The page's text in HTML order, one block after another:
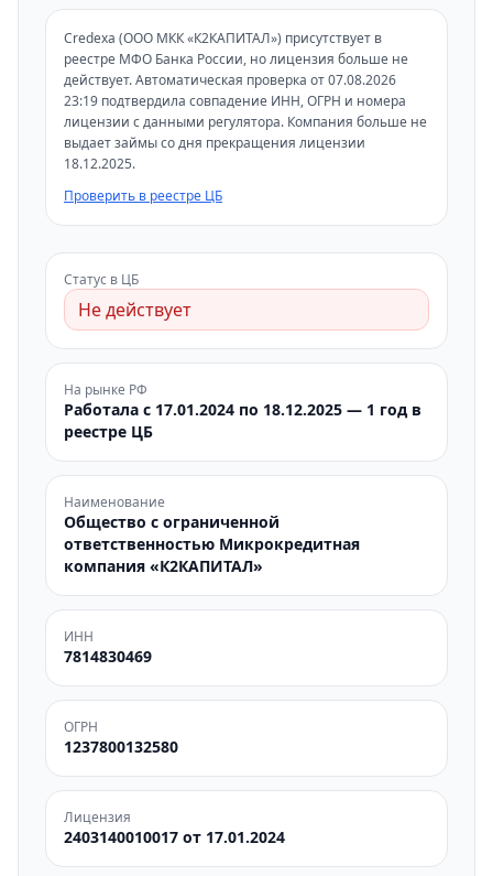
Credexa (ООО МКК «К2КАПИТАЛ») присутствует в
реестре МФО Банка России, но лицензия больше не
действует. Автоматическая проверка от 07.08.2026
23:19 подтвердила совпадение ИНН, ОГРН и номера
лицензии с данными регулятора. Компания больше не
выдает займы со дня прекращения лицензии
18.12.2025.
Проверить в реестре ЦБ
Статус в ЦБ
Не действует
На рынке РФ
Работала с 17.01.2024 по 18.12.2025 — 1 год в
реестре ЦБ
Наименование
Общество с ограниченной
ответственностью Микрокредитная
компания «К2КАПИТАЛ»
ИНН
7814830469
ОГРН
1237800132580
Лицензия
2403140010017 от 17.01.2024